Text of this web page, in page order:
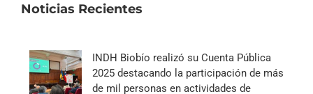
Noticias Recientes
INDH Biobío realizó su Cuenta Pública
2025 destacando la participación de más
de mil personas en actividades de